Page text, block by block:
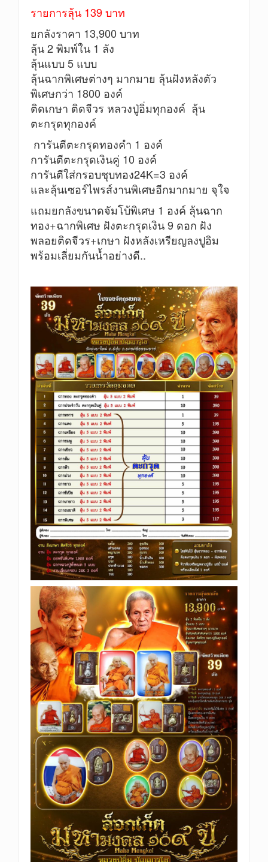
รายการลุ้น 139 บาท
ยกลังราคา 13,900 บาท
ลุ้น 2 พิมพ์ใน 1 ลัง
ลุ้นแบบ 5 แบบ
ลุ้นฉากพิเศษต่างๆ มากมาย ลุ้นฝังหลังตัว
พิเศษกว่า 1800 องค์
ติดเกษา ติดจีวร หลวงปู่อิ่มทุกองค์ ลุ้น
ตะกรุดทุกองค์
การันตีตะกรุดทองคำ 1 องค์
การันตีตะกรุดเงินคู่ 10 องค์
การันตีใส่กรอบชุบทอง24K=3 องค์
และลุ้นเซอร์ไพรส์งานพิเศษอีกมากมาย จุใจ
แถมยกลังขนาดจัมโบ้พิเศษ 1 องค์ ลุ้นฉาก
ทอง+ฉากพิเศษ ฝังตะกรุดเงิน 9 ดอก ฝัง
พลอยติดจีวร+เกษา ฝังหลังเหรียญลงปูอิม
พร้อมเลี่ยมกันน้ำอย่างดี..